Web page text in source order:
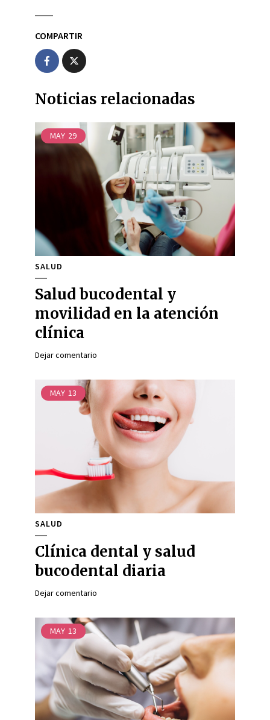
COMPARTIR
Noticias relacionadas
MAY 29
SALUD
Salud bucodental y
movilidad en la atención
clínica
Dejar comentario
MAY 13
SALUD
Clínica dental y salud
bucodental diaria
Dejar comentario
MAY 13